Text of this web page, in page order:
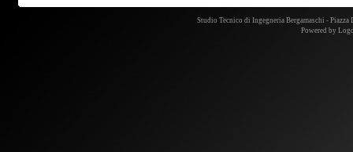
Studio Tecnico di Ingegneria Bergamaschi -
Powered by